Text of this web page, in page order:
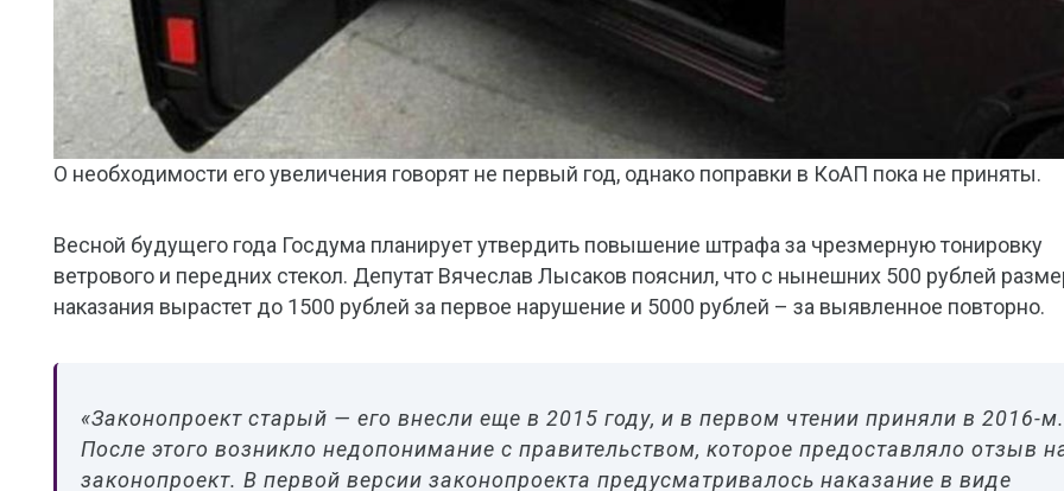
О необходимости его увеличения говорят не первый год, однако поправки в КоАП пока не приняты.
Весной будущего года Госдума планирует утвердить повышение штрафа за чрезмерную тонировку
ветрового и передних стекол. Депутат Вячеслав Лысаков пояснил, что с нынешних 500 рублей
наказания вырастет до 1500 рублей за первое нарушение и 5000 рублей – за выявленное повторно.
«Законопроект старый — его внесли еще в 2015 году, и в первом чтении приняли в 2016-м.
После этого возникло недопонимание с правительством, которое предоставляло отзыв
законопроект. В первой версии законопроекта предусматривалось наказание в виде